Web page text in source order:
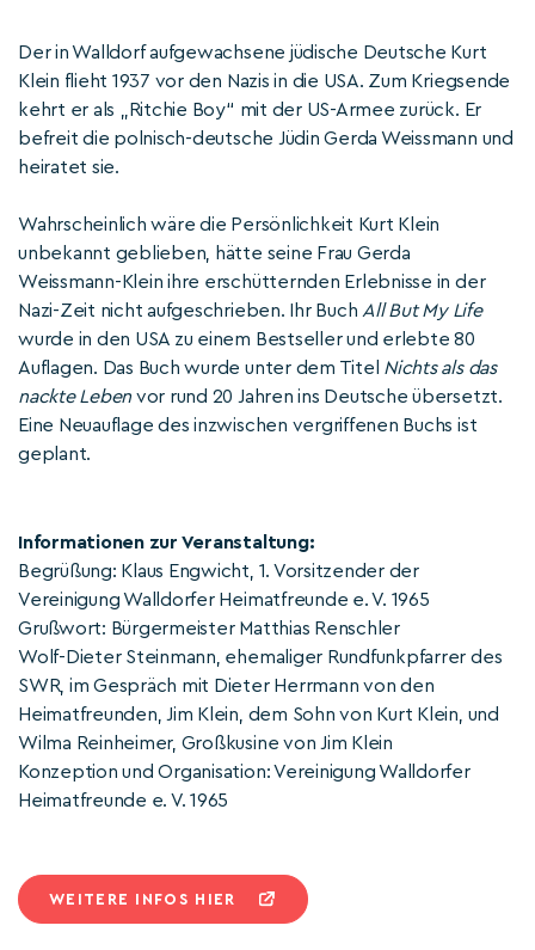
Der in Walldorf aufgewachsene jüdische Deutsche Kurt
Klein flieht 1937 vor den Nazis in die USA. Zum Kriegsende
kehrt er als „Ritchie Boy“ mit der US-Armee zurück. Er
befreit die polnisch-deutsche Jüdin Gerda Weissmann und
heiratet sie.
Wahrscheinlich wäre die Persönlichkeit Kurt Klein
unbekannt geblieben, hätte seine Frau Gerda
Weissmann-Klein ihre erschütternden Erlebnisse in der
Nazi-Zeit nicht aufgeschrieben. Ihr Buch All But My Life
wurde in den USA zu einem Bestseller und erlebte 80
Auflagen. Das Buch wurde unter dem Titel Nichts als das
nackte Leben vor rund 20 Jahren ins Deutsche übersetzt.
Eine Neuauflage des inzwischen vergriffenen Buchs ist
geplant.
Informationen zur Veranstaltung:
Begrüßung: Klaus Engwicht, 1. Vorsitzender der
Vereinigung Walldorfer Heimatfreunde e. V. 1965
Grußwort: Bürgermeister Matthias Renschler
Wolf-Dieter Steinmann, ehemaliger Rundfunkpfarrer des
SWR, im Gespräch mit Dieter Herrmann von den
Heimatfreunden, Jim Klein, dem Sohn von Kurt Klein, und
Wilma Reinheimer, Großkusine von Jim Klein
Konzeption und Organisation: Vereinigung Walldorfer
Heimatfreunde e. V. 1965
WEITERE INFOS HIER